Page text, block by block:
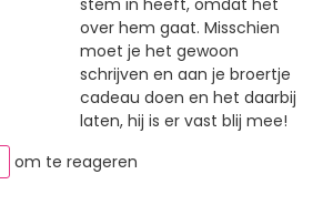
stem in heeft, omdat het
over hem gaat. Misschien
moet je het gewoon
schrijven en aan je broertje
cadeau doen en het daarbij
laten, hij is er vast blij mee!
om te reageren